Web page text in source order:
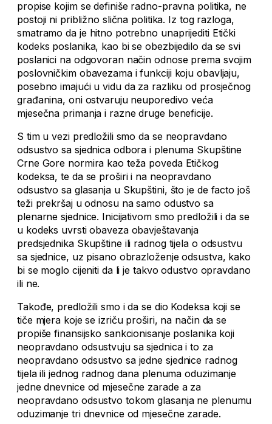
propise kojim se definiše radno-pravna politika, ne
postoji ni približno slična politika. Iz tog razloga,
smatramo da je hitno potrebno unaprijediti Etički
kodeks poslanika, kao bi se obezbijedilo da se svi
poslanici na odgovoran način odnose prema svojim
poslovničkim obavezama i funkciji koju obavljaju,
posebno imajući u vidu da za razliku od prosječnog
građanina, oni ostvaruju neuporedivo veća
mjesečna primanja i razne druge beneficije.
S tim u vezi predložili smo da se neopravdano
odsustvo sa sjednica odbora i plenuma Skupštine
Crne Gore normira kao teža poveda Etičkog
kodeksa, te da se proširi i na neopravdano
odsustvo sa glasanja u Skupštini, što je de facto još
teži prekršaj u odnosu na samo odustvo sa
plenarne sjednice. Inicijativom smo predložili i da se
u kodeks uvrsti obaveza obavještavanja
predsjednika Skupštine ili radnog tijela o odsustvu
sa sjednice, uz pisano obrazloženje odsustva, kako
bi se moglo cijeniti da li je takvo odustvo opravdano
ili ne.
Takođe, predložili smo i da se dio Kodeksa koji se
tiče mjera koje se izriču proširi, na način da se
propiše finansijsko sankcionisanje poslanika koji
neopravdano odsustvuju sa sjednica i to za
neopravdano odsustvo sa jedne sjednice radnog
tijela ili jednog radnog dana plenuma oduzimanje
jedne dnevnice od mjesečne zarade a za
neopravdano odsustvo tokom glasanja ne plenumu
oduzimanje tri dnevnice od mjesečne zarade.